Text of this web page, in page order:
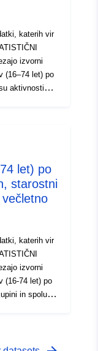
katerih vir
izvorni
(16–74 let) po
aktivnosti
in izbor
ki si ga
in
pa tudi
ter
let) po
starostni
katerih vir
izvorni
(16-74 let) po
in spolu,
ki si ga